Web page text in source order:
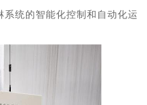
统的智能化控制和自动化运